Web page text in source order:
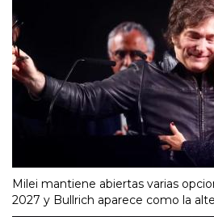
Milei mantiene abiertas varias
2027 y Bullrich aparece como la